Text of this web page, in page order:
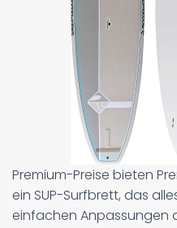
Premium-Preise bieten
ein SUP-Surfbrett, das
einfachen Anpassungen